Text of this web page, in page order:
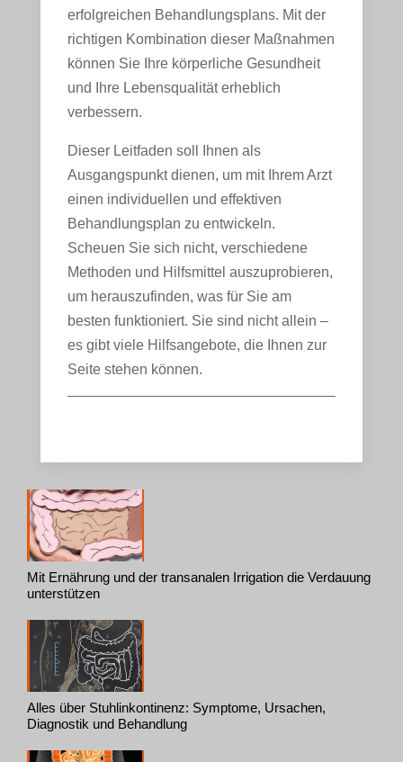
erfolgreichen Behandlungsplans. Mit der
richtigen Kombination dieser Maßnahmen
können Sie Ihre körperliche Gesundheit
und Ihre Lebensqualität erheblich
verbessern.
Dieser Leitfaden soll Ihnen als
Ausgangspunkt dienen, um mit Ihrem Arzt
einen individuellen und effektiven
Behandlungsplan zu entwickeln.
Scheuen Sie sich nicht, verschiedene
Methoden und Hilfsmittel auszuprobieren,
um herauszufinden, was für Sie am
besten funktioniert. Sie sind nicht allein –
es gibt viele Hilfsangebote, die Ihnen zur
Seite stehen können.
Mit Ernährung und der transanalen Irrigation die Verdauung
unterstützen
Alles über Stuhlinkontinenz: Symptome, Ursachen,
Diagnostik und Behandlung